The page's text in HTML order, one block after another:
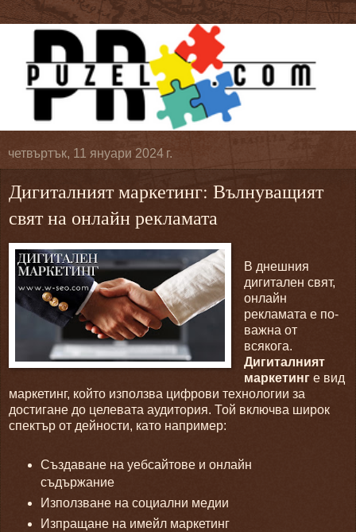
четвъртък, 11 януари 2024 г.
Дигиталният маркетинг: Вълнуващият
свят на онлайн рекламата
В днешния
дигитален свят,
онлайн
рекламата е по-
важна от
всякога.
Дигиталният
маркетинге вид
маркетинг, който използва цифрови технологии за
достигане до целевата аудитория. Той включва широк
спектър от дейности, като например:
Създаване на уебсайтове и онлайн
съдържание
Използване на социални медии
Изпращане на имейл маркетинг